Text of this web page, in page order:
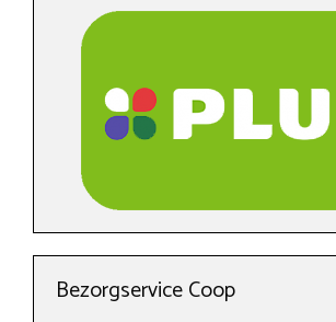
Bezorgservice Coop